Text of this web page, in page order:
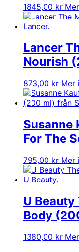
1845,00 kr
Lancer
Nourish
873,00 kr Mer
Susanne
For The
795,00 kr Mer
U
Body
1380,00 kr